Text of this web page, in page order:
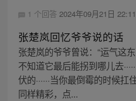
1 个回答 2024年09月21日 22:11
张楚岚回忆爷爷说的话
张楚岚的爷爷曾说：“运气这东
不知道它最后能拐到哪儿去
伏的······当你最倒霉的时候
同样精彩，点...